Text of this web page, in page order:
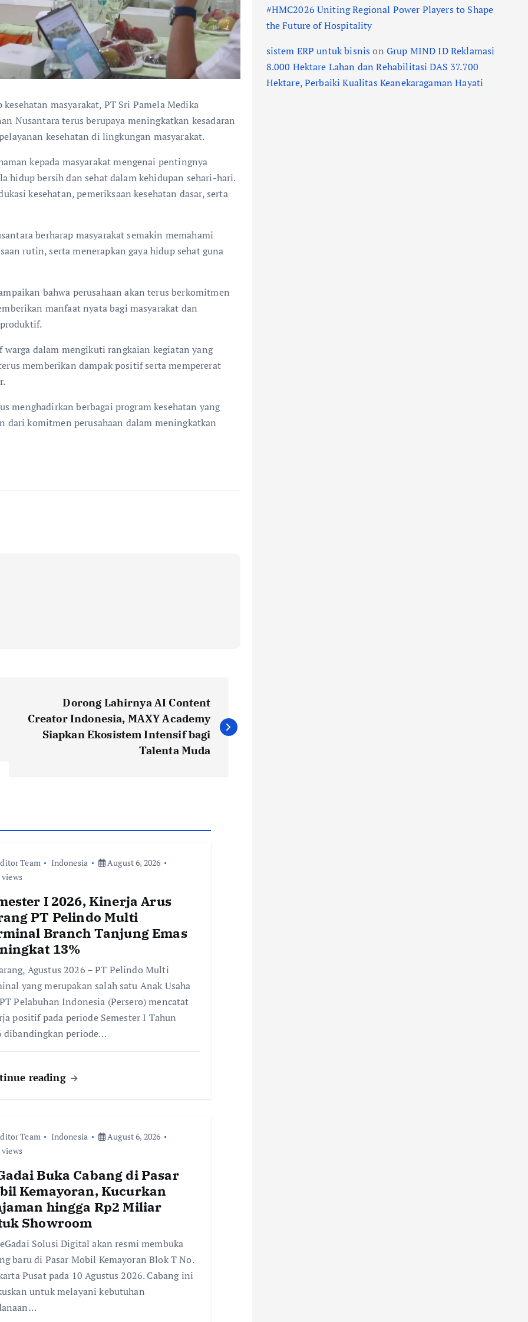
masyarakat, PT Sri Pamela Medika
Nusantara terus berupaya meningkatkan kesadaran
kesehatan di lingkungan masyarakat.
kepada masyarakat mengenai pentingnya
hidup bersih dan sehat dalam kehidupan sehari-hari.
kesehatan, pemeriksaan kesehatan dasar, serta
berharap masyarakat semakin memahami
rutin, serta menerapkan gaya hidup sehat guna
bahwa perusahaan akan terus berkomitmen
manfaat nyata bagi masyarakat dan
dalam mengikuti rangkaian kegiatan yang
memberikan dampak positif serta mempererat
menghadirkan berbagai program kesehatan yang
dari komitmen perusahaan dalam meningkatkan
Dorong Lahirnya AI Content
Creator Indonesia, MAXY Academy
Siapkan Ekosistem Intensif bagi
Talenta Muda
Team Indonesia
August 6, 2026
views
I 2026, Kinerja Arus
PT Pelindo Multi
Branch Tanjung Emas
13%
Agustus 2026 – PT Pelindo Multi
yang merupakan salah satu Anak Usaha
Pelabuhan Indonesia (Persero) mencatat
positif pada periode Semester I Tahun
dibandingkan periode…
reading
Team Indonesia
August 6, 2026
views
Buka Cabang di Pasar
Kemayoran, Kucurkan
hingga Rp2 Miliar
Showroom
Solusi Digital akan resmi membuka
baru di Pasar Mobil Kemayoran Blok T No.
Pusat pada 10 Agustus 2026. Cabang ini
untuk melayani kebutuhan
#HMC2026 Uniting Regional Power Players to Shape
the Future of Hospitality
sistem ERP untuk bisnison Grup MIND ID Reklamasi
8.000 Hektare Lahan dan Rehabilitasi DAS 37.700
Hektare, Perbaiki Kualitas Keanekaragaman Hayati